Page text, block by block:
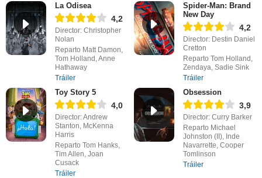
La Odisea
4,2
Director: Christopher
Nolan
Reparto Matt Damon,
Tom Holland, Anne
Hathaway
Tráiler
Spider-Man: Brand
New Day
4,2
Director: Destin Daniel
Cretton
Reparto Tom Holland,
Zendaya, Sadie Sink
Tráiler
Toy Story 5
4,0
Director: Andrew
Stanton, McKenna
Harris
Reparto Tom Hanks,
Tim Allen, Joan
Cusack
Tráiler
Obsession
3,9
Director: Curry Barker
Reparto Michael
Johnston (II), Inde
Navarrette, Cooper
Tomlinson
Tráiler